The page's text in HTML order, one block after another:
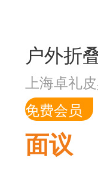
上海卓礼
免费会员
面议